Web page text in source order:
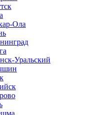
Ола
Уральский